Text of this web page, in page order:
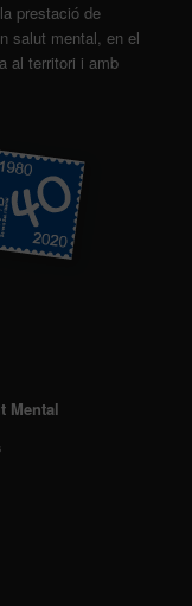
prestació de
salut mental, en el
al territori i amb
Mental